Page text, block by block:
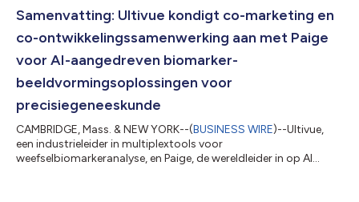
(mIF) beeldvorming als ruimtelijke fenomenen. De
gepatenteerde InSituPlex®-technologie is ontworpen voor...
Samenvatting: Ultivue kondigt co-marketing en
co-ontwikkelingssamenwerking aan met Paige
voor AI-aangedreven biomarker-
beeldvormingsoplossingen voor
precisiegeneeskunde
CAMBRIDGE, Mass. & NEW YORK--(BUSINESS WIRE)--Ultivue,
een industrieleider in multiplextools voor
weefselbiomarkeranalyse, en Paige, de wereldleider in op AI